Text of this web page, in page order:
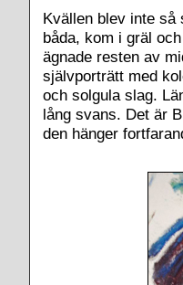
Kvällen blev inte så
båda, kom i gräl
ägnade resten av
självporträtt med
och solgula slag.
lång svans. Det är
den hänger